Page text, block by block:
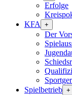
Erfolge
KFA
+
Der
Spielbetrieb +